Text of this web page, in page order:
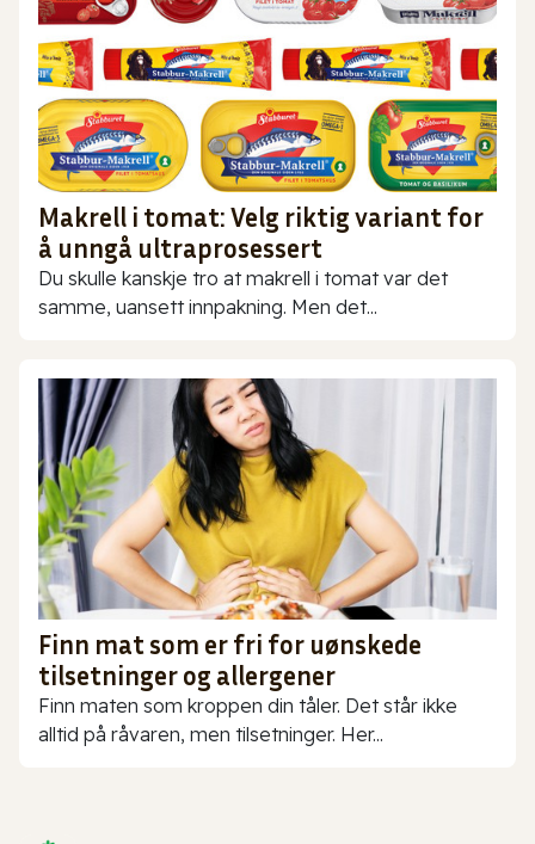
Makrell i tomat: Velg riktig variant for
å unngå ultraprosessert
Du skulle kanskje tro at makrell i tomat var det
samme, uansett innpakning. Men det...
Finn mat som er fri for uønskede
tilsetninger og allergener
Finn maten som kroppen din tåler. Det står ikke
alltid på råvaren, men tilsetninger. Her...